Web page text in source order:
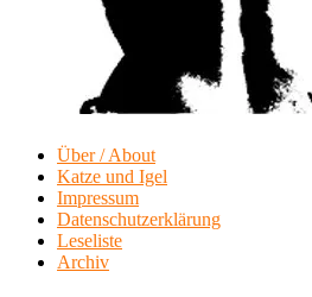
Über / About
Katze und Igel
Impressum
Datenschutzerklärung
Leseliste
Archiv